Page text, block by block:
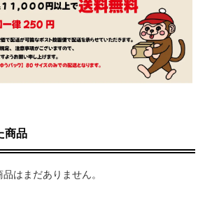
商品
はまだありません。